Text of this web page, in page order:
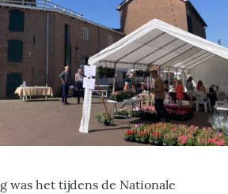
was het tijdens de Nationale